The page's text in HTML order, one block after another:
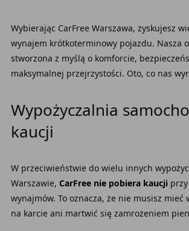
Wybierając CarFree Warszawa, zyskujesz
wynajem krótkoterminowy pojazdu. Nasza
stworzona z myślą o komforcie,
maksymalnej przejrzystości. Oto, co nas
Wypożyczalnia
kaucji
W przeciwieństwie do wielu innych
Warszawie, CarFree nie pobiera kaucji
wynajmów. To oznacza, że nie musisz mieć
na karcie ani martwić się zamrożeniem